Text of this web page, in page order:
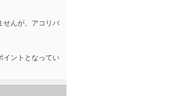
せんが、アコリバ
イントとなってい